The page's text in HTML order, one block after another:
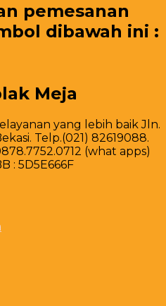
pemesanan
dibawah ini :
Meja
yang lebih baik Jln.
Telp.(021) 82619088.
(what apps)
: 5D5E666F